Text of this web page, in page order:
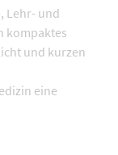
Lehr- und
kompaktes
und kurzen
eine